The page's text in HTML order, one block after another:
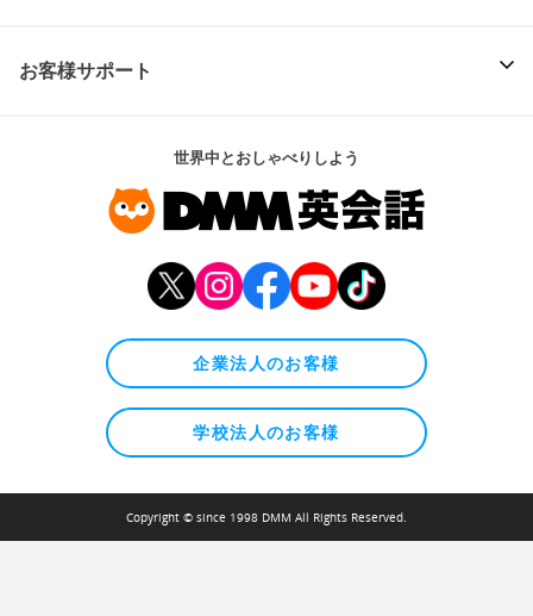
お客様サポート
世界中とおしゃべりしよう
企業法人のお客様
学校法人のお客様
Copyright © since 1998 DMM All Rights Reserved.